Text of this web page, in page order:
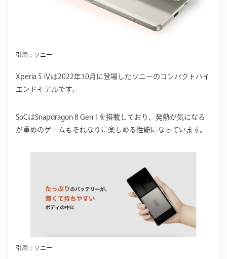
引用：ソニー
Xperia 5 Ⅳは2022年10月に登場したソニーのコンパクトハイ
エンドモデルです。
SoCはSnapdragon 8 Gen 1を搭載しており、発熱が気になる
が重めのゲームもそれなりに楽しめる性能になっています。
引用：ソニー